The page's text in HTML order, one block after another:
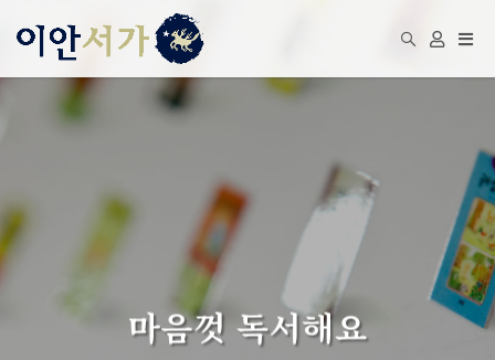
마음껏 독서해요